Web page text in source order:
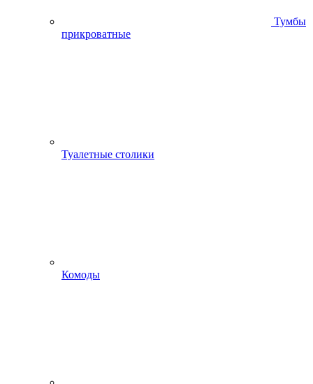
Тумбы
прикроватные
Туалетные столики
Комоды